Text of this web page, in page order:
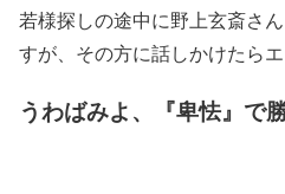
若様探しの途中に野上玄斎さ
すが、その方に話しかけたら
うわばみよ、『卑怯』で